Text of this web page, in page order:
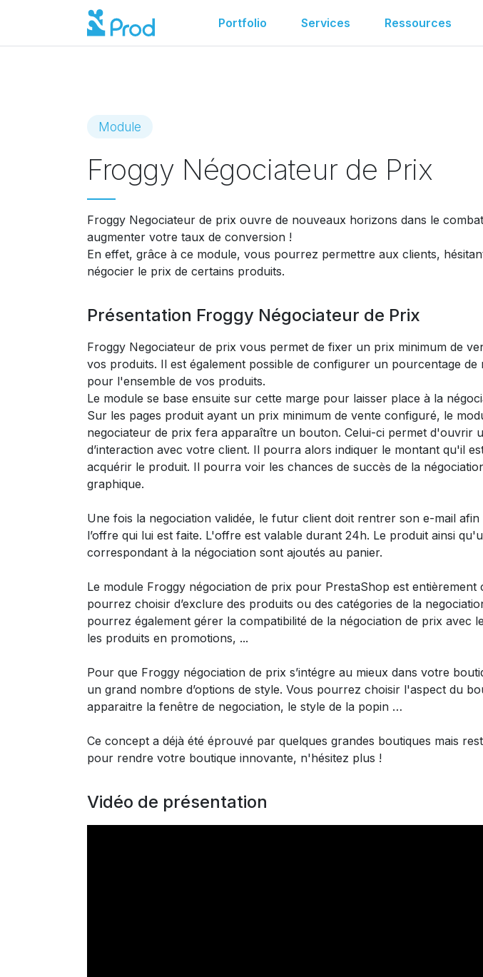
Portfolio Services Ressources
Le module est introuvable ou a été supprimé.
Module
Froggy Négociateur de Prix
Froggy Negociateur de prix ouvre de nouveaux horizons dans le
augmenter votre taux de conversion !
En effet, grâce à ce module, vous pourrez permettre aux clients,
négocier le prix de certains produits.
Présentation Froggy Négociateur de Prix
Froggy Negociateur de prix vous permet de fixer un prix minimum de
vos produits. Il est également possible de configurer un pourcentage de
pour l'ensemble de vos produits.
Le module se base ensuite sur cette marge pour laisser place à la
Sur les pages produit ayant un prix minimum de vente configuré, le
negociateur de prix fera apparaître un bouton. Celui-ci permet d'ouvrir
d’interaction avec votre client. Il pourra alors indiquer le montant qu'il
acquérir le produit. Il pourra voir les chances de succès de la
graphique.
Une fois la negociation validée, le futur client doit rentrer son e-mail
l’offre qui lui est faite. L'offre est valable durant 24h. Le produit ainsi
correspondant à la négociation sont ajoutés au panier.
Le module Froggy négociation de prix pour PrestaShop est entièrement
pourrez choisir d’exclure des produits ou des catégories de la
pourrez également gérer la compatibilité de la négociation de prix avec
les produits en promotions, ...
Pour que Froggy négociation de prix s’intégre au mieux dans votre
un grand nombre d’options de style. Vous pourrez choisir l'aspect du
apparaitre la fenêtre de negociation, le style de la popin …
Ce concept a déjà été éprouvé par quelques grandes boutiques mais
pour rendre votre boutique innovante, n'hésitez plus !
Vidéo de présentation